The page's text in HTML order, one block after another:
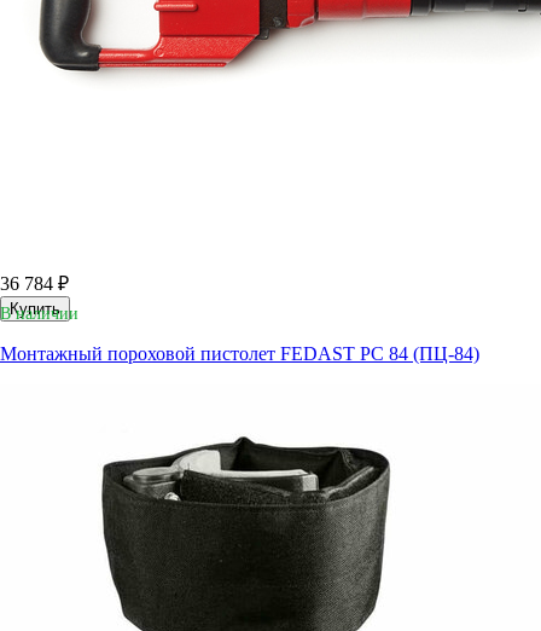
36 784 ₽
Купить
В наличии
Монтажный пороховой пистолет FEDAST PC 84 (ПЦ-84)